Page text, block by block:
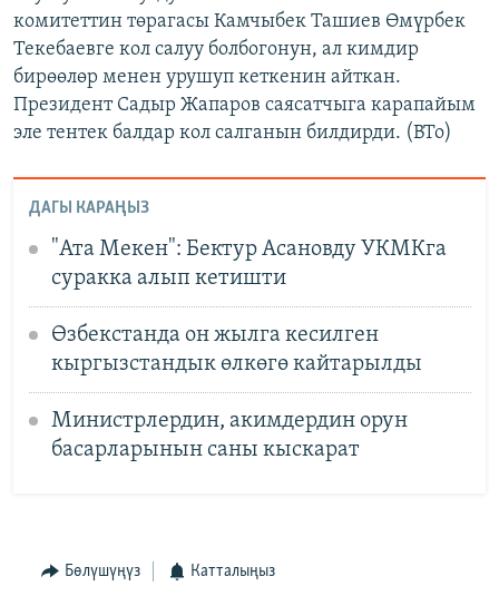
комитеттин төрагасы Камчыбек Ташиев Өмүрбек
Текебаевге кол салуу болбогонун, ал кимдир
бирөөлөр менен урушуп кеткенин айткан.
Президент Садыр Жапаров саясатчыга карапайым
эле тентек балдар кол салганын билдирди. (BTo)
ДАГЫ КАРАҢЫЗ
"Ата Мекен": Бектур Асановду УКМКга
суракка алып кетишти
Өзбекстанда он жылга кесилген
кыргызстандык өлкөгө кайтарылды
Министрлердин, акимдердин орун
басарларынын саны кыскарат
Бөлүшүңүз Катталыңыз